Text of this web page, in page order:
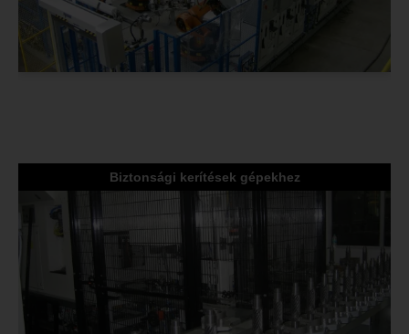
Biztonsági kerítések gépekhez